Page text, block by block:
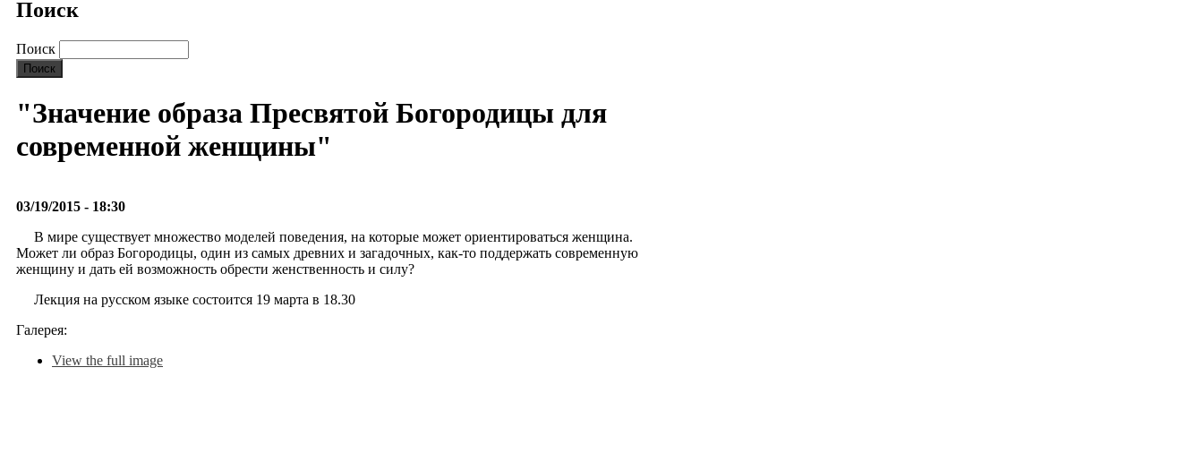
Поиск
Поиск
"Значение образа Пресвятой Богородицы для
современной женщины"
03/19/2015 - 18:30
В мире существует множество моделей поведения, на которые может ориентироваться женщина.
Может ли образ Богородицы, один из самых древних и загадочных, как-то поддержать современную
женщину и дать ей возможность обрести женственность и силу?
Лекция на русском языке состоится 19 марта в 18.30
Галерея:
View the full image